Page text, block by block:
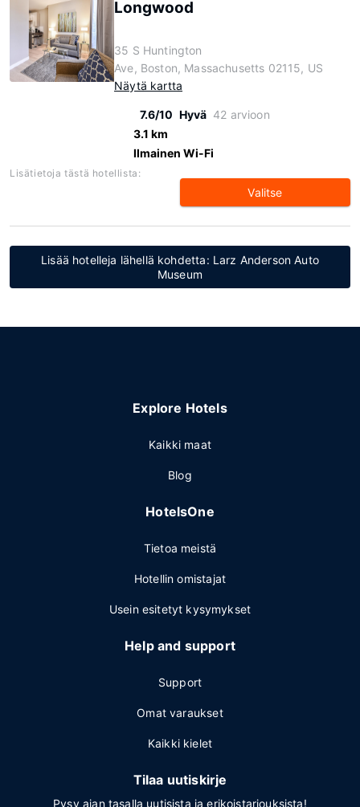
Longwood
35 S Huntington
Ave, Boston, Massachusetts 02115, US
Näytä kartta
7.6/10 Hyvä 42 arvioon
3.1 km
Ilmainen Wi-Fi
Lisätietoja tästä hotellista:
Valitse
Lisää hotelleja lähellä kohdetta: Larz Anderson Auto
Museum
Explore Hotels
Kaikki maat
Blog
HotelsOne
Tietoa meistä
Hotellin omistajat
Usein esitetyt kysymykset
Help and support
Support
Omat varaukset
Kaikki kielet
Tilaa uutiskirje
Pysy ajan tasalla uutisista ja erikoistarjouksista!